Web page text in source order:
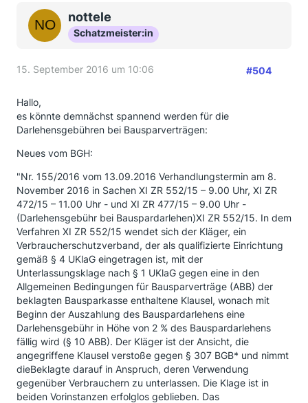
nottele
Schatzmeister:in
15. September 2016 um 10:06 #504
Hallo,
es könnte demnächst spannend werden für die
Darlehensgebühren bei Bausparverträgen:
Neues vom BGH:
"Nr. 155/2016 vom 13.09.2016 Verhandlungstermin am 8.
November 2016 in Sachen XI ZR 552/15 – 9.00 Uhr, XI ZR
472/15 – 11.00 Uhr - und XI ZR 477/15 – 9.00 Uhr -
(Darlehensgebühr bei Bauspardarlehen)XI ZR 552/15. In dem
Verfahren XI ZR 552/15 wendet sich der Kläger, ein
Verbraucherschutzverband, der als qualifizierte Einrichtung
gemäß § 4 UKlaG eingetragen ist, mit der
Unterlassungsklage nach § 1 UKlaG gegen eine in den
Allgemeinen Bedingungen für Bausparverträge (ABB) der
beklagten Bausparkasse enthaltene Klausel, wonach mit
Beginn der Auszahlung des Bauspardarlehens eine
Darlehensgebühr in Höhe von 2 % des Bauspardarlehens
fällig wird (§ 10 ABB). Der Kläger ist der Ansicht, die
angegriffene Klausel verstoße gegen § 307 BGB* und nimmt
dieBeklagte darauf in Anspruch, deren Verwendung
gegenüber Verbrauchern zu unterlassen. Die Klage ist in
beiden Vorinstanzen erfolglos geblieben. Das